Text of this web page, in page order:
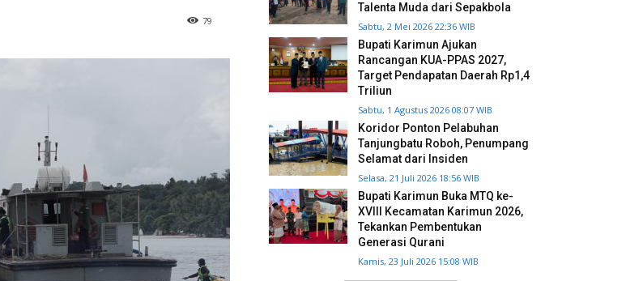
79
Talenta Muda dari Sepakbola
Sabtu, 2 Mei 2026 22:36 WIB
Bupati Karimun Ajukan
Rancangan KUA-PPAS 2027,
Target Pendapatan Daerah Rp1,4
Triliun
Sabtu, 1 Agustus 2026 08:07 WIB
Koridor Ponton Pelabuhan
Tanjungbatu Roboh, Penumpang
Selamat dari Insiden
Selasa, 21 Juli 2026 18:56 WIB
Bupati Karimun Buka MTQ ke-
XVIII Kecamatan Karimun 2026,
Tekankan Pembentukan
Generasi Qurani
Kamis, 23 Juli 2026 15:08 WIB